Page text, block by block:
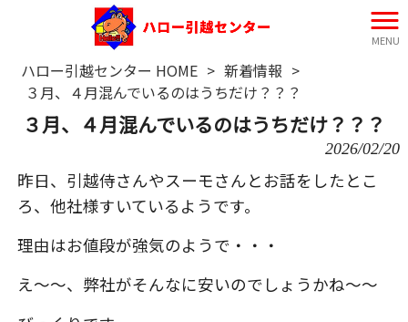
MENU
ハロー引越センター HOME > 新着情報 >
３月、４月混んでいるのはうちだけ？？？
３月、４月混んでいるのはうちだけ？？？
2026/02/20
昨日、引越侍さんやスーモさんとお話をしたとこ
ろ、他社様すいているようです。
理由はお値段が強気のようで・・・
え～～、弊社がそんなに安いのでしょうかね～～